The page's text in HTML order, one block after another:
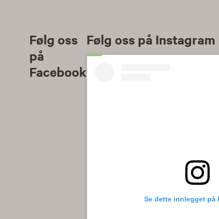
Følg oss
på
Facebook
Følg oss på Instagram
Se dette innlegget på